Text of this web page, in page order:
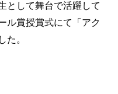
として舞台で活躍して
ル賞授賞式にて「アク
た。